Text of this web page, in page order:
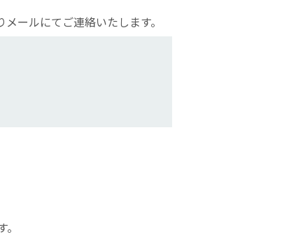
ールにてご連絡いたします。